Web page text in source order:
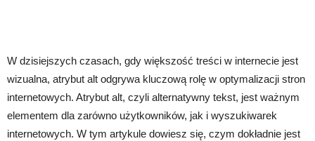
W dzisiejszych czasach, gdy większość treści w internecie jest
wizualna, atrybut alt odgrywa kluczową rolę w optymalizacji stron
internetowych. Atrybut alt, czyli alternatywny tekst, jest ważnym
elementem dla zarówno użytkowników, jak i wyszukiwarek
internetowych. W tym artykule dowiesz się, czym dokładnie jest